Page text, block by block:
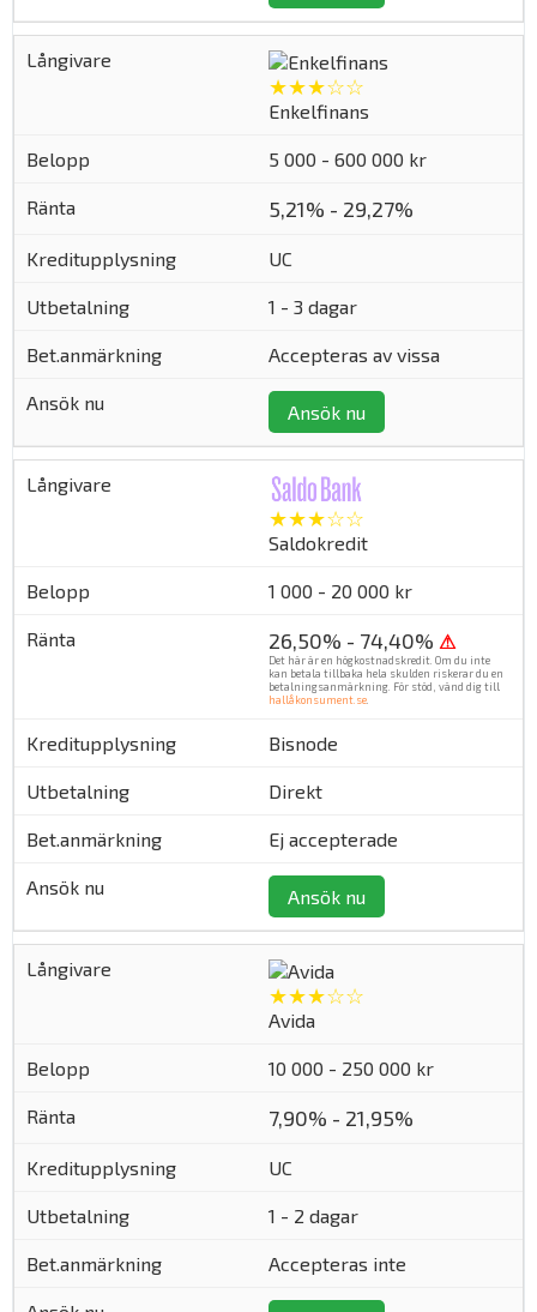
★★★☆☆
Enkelfinans
5 000 - 600 000 kr
5,21% - 29,27%
UC
1 - 3 dagar
Accepteras av vissa
Ansök nu
★★★☆☆
Saldokredit
1 000 - 20 000 kr
26,50% - 74,40% ⚠
Det här är en högkostnadskredit. Om du inte
kan betala tillbaka hela skulden riskerar du en
betalningsanmärkning. För stöd, vänd dig till
hallåkonsument.se
Bisnode
Direkt
Ej accepterade
Ansök nu
★★★☆☆
Avida
10 000 - 250 000 kr
7,90% - 21,95%
UC
1 - 2 dagar
Accepteras inte